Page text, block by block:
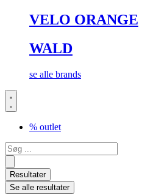
VELO ORANGE
WALD
se alle brands
% outlet
Search
...
Resultater
Se alle resultater